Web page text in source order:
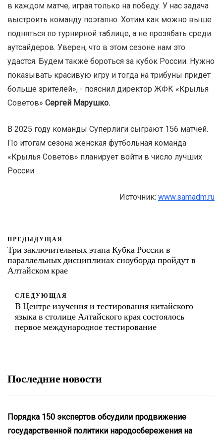
в каждом матче, играя только на победу. У нас задача
выстроить команду поэтапно. Хотим как можно выше
подняться по турнирной таблице, а не прозябать среди
аутсайдеров. Уверен, что в этом сезоне нам это
удастся. Будем также бороться за кубок России. Нужно
показывать красивую игру и тогда на трибуны придет
больше зрителей», - пояснил директор ЖФК «Крылья
Советов» Сергей Марушко.
В 2025 году команды Суперлиги сыграют 156 матчей.
По итогам сезона женская футбольная команда
«Крылья Советов» планирует войти в число лучших
России.
Источник: www.samadm.ru
ПРЕДЫДУЩАЯ
Три заключительных этапа Кубка России в
параллельных дисциплинах сноуборда пройдут в
Алтайском крае
СЛЕДУЮЩАЯ
В Центре изучения и тестирования китайского
языка в столице Алтайского края состоялось
первое международное тестирование
Последние новости
Порядка 150 экспертов обсудили продвижение
государственной политики народосбережения на